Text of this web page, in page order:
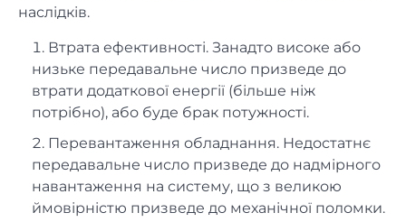
наслідків.
Втрата ефективності. Занадто високе або
низьке передавальне число призведе до
втрати додаткової енергії (більше ніж
потрібно), або буде брак потужності.
Перевантаження обладнання. Недостатнє
передавальне число призведе до надмірного
навантаження на систему, що з великою
ймовірністю призведе до механічної поломки.